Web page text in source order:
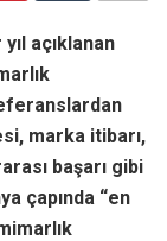
açıklanan
marka itibarı,
başarı gibi
çapında “en